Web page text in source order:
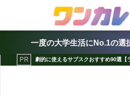
一度の大学生活にNo.1の選
劇的に使えるサブスクおすすめ90選【